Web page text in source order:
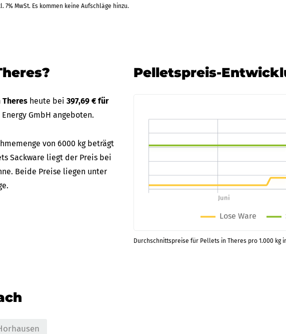
MwSt. Es kommen keine Aufschläge hinzu.
heute bei 397,69 € für
GmbH angeboten.
von 6000 kg beträgt
Sackware liegt der Preis bei
Beide Preise liegen unter
Pelletspreis-
Durchschnittspreise für Pellets in Theres pro 1.000 kg